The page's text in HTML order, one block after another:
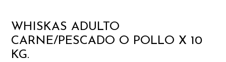
WHISKAS ADULTO
CARNE/PESCADO O POLLO X 10
KG.